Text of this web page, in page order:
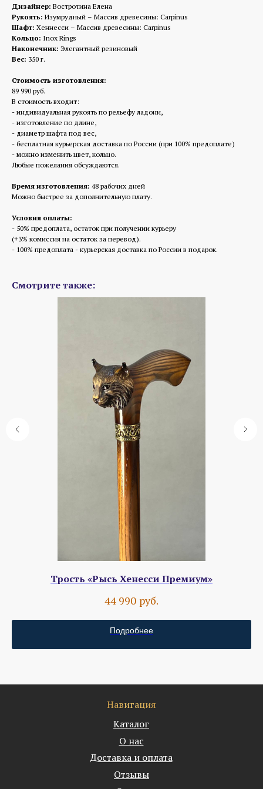
Дизайнер: Востротина Елена
Рукоять: Изумрудный – Массив древесины: Carpinus
Шафт: Хеннесси – Массив древесины: Carpinus
Кольцо: Inox Rings
Наконечник: Элегантный резиновый
Вес: 350 г.
Стоимость изготовления:
89 990 руб.
В стоимость входит:
- индивидуальная рукоять по рельефу ладони,
- изготовление по длине,
- диаметр шафта под вес,
- бесплатная курьерская доставка по России (при 100% предоплате)
- можно изменить цвет, кольцо.
Любые пожелания обсуждаются.
Время изготовления: 48 рабочих дней
Можно быстрее за дополнительную плату.
Условия оплаты:
- 50% предоплата, остаток при получении курьеру
(+3% комиссия на остаток за перевод).
- 100% предоплата - курьерская доставка по России в подарок.
Смотрите также:
Трость «Рысь Хенесси Премиум»
44 990 руб.
Подробнее
Навигация
Каталог
О нас
Доставка и оплата
Отзывы